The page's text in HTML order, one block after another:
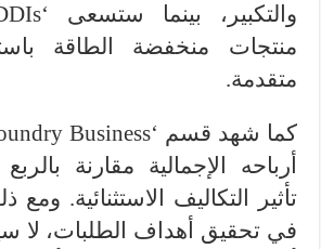
منتجات منخفضة الطاقة
متقدمة.
أرباحه الإجمالية مقارنة
تأثير التكاليف الاستثنائية.
في تحقيق أهداف الطلبات، لا